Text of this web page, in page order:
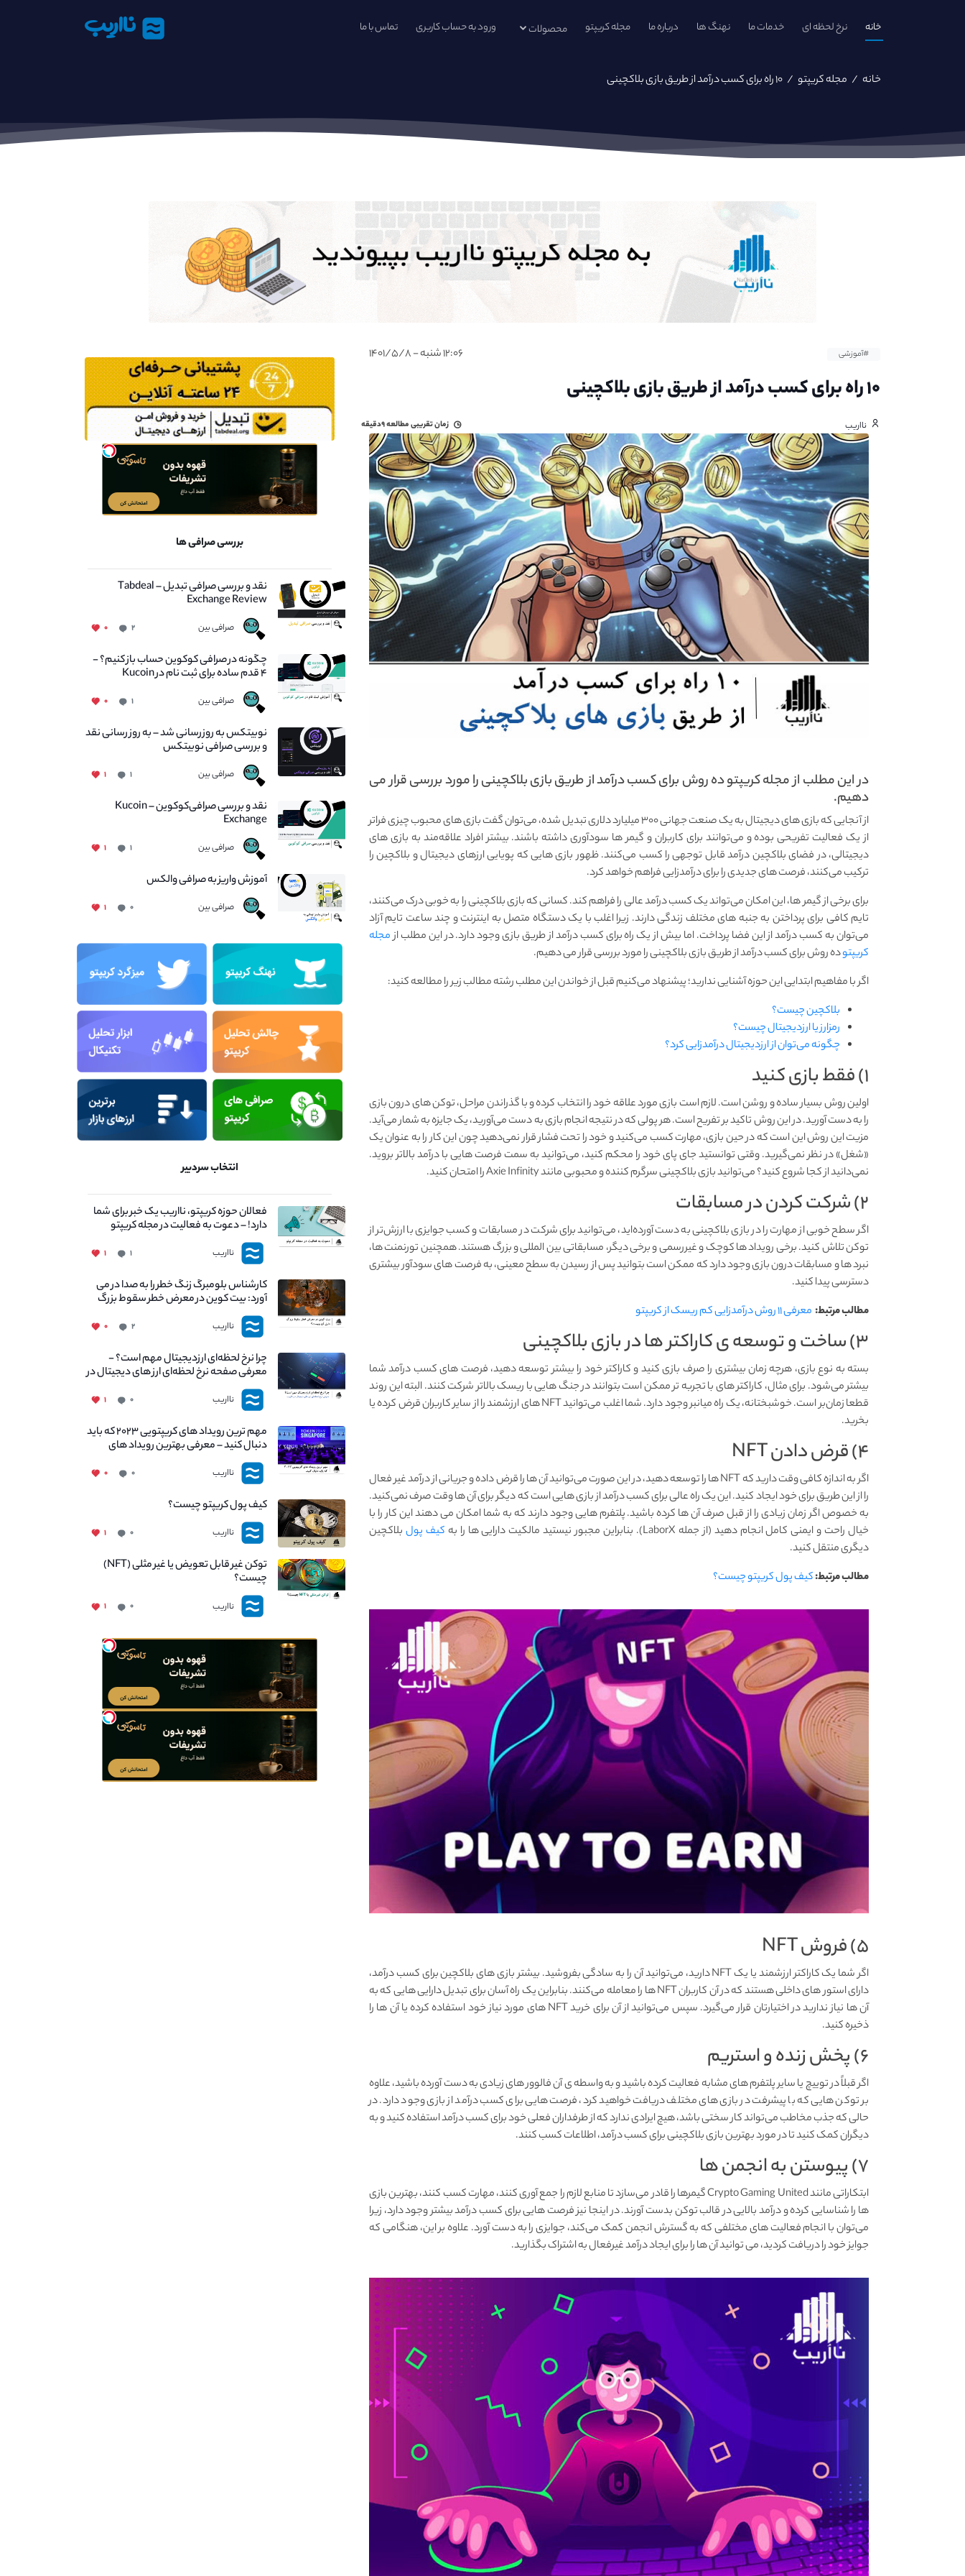
خانه نرخ لحظه ای خدمات ما نهنگ ها درباره ما مجله کریپتو محصولات ورود به حساب کاربری تماس با ما نااریب
خانه / مجله کریپتو / ۱۰ راه برای کسب درآمد از طریق بازی بلاکچینی
#آموزشی ۱۲:۰۶ شنبه - ۱۴۰۱/۵/۸
۱۰ راه برای کسب درآمد از طریق بازی بلاکچینی
نااریب زمان تقریبی مطالعه۹دقیقه
در این مطلب از مجله کریپتو ده روش برای کسب درآمد از طریق بازی‌ بلاکچینی را مورد بررسی قرار می
دهیم.
از آنجایی که بازی های دیجیتال به یک صنعت جهانی ۳۰۰ میلیارد دلاری تبدیل شده، می‌توان گفت بازی های محبوب چیزی فراتر
از یک فعالیت تفریحی بوده و می‌توانند برای کاربران و گیمر ها سودآوری داشته باشند. بیشتر افراد علاقه‌مند به بازی های
دیجیتالی، در فضای بلاکچین درآمد قابل توجهی را کسب می‌کنند. ظهور بازی هایی که پویایی ارزهای دیجیتال و بلاکچین را
ترکیب می‌کنند، فرصت های جدیدی را برای درآمدزایی فراهم خواهد کرد.
برای برخی از گیمر ها، این امکان می‌تواند یک کسب درآمد عالی را فراهم کند. کسانی که بازی بلاکچینی را به خوبی درک می‌کنند،
تایم کافی برای پرداختن به جنبه های مختلف زندگی دارند. زیرا اغلب با یک دستگاه متصل به اینترنت و چند ساعت تایم آزاد
می‌توان به کسب درآمد از این فضا پرداخت. اما بیش از یک راه برای کسب درآمد از طریق بازی وجود دارد. در این مطلب ازمجله
کریپتوده روش برای کسب درآمد از طریق بازی‌ بلاکچینی را مورد بررسی قرار می دهیم.
اگر با مفاهیم ابتدایی این حوزه آشنایی ندارید؛ پیشنهاد می‌کنیم قبل از خواندن این مطلب رشته مطالب زیر را مطالعه کنید:
بلاکچین چیست؟
رمزارز یا ارزدیجیتال چیست؟
چگونه می‌توان از ارزدیجیتال درآمدزایی کرد؟
۱) فقط بازی کنید
اولین روش بسیار ساده و روشن است. لازم است بازی مورد علاقه خود را انتخاب کرده و با گذراندن مراحل، توکن های درون بازی
را به دست آورید. در این روش تاکید بر تفریح است. هر پولی که در نتیجه انجام بازی به دست می‌آورید، یک جایزه به شمار می‌آید.
مزیت این روش این است که در حین بازی، مهارت کسب می‌کنید و خود را تحت فشار قرار نمی‌دهید چون این کار را به عنوان یک
«شغل» در نظر نمی‌گیرید. وقتی توانستید جای پای خود را محکم کنید، می‌توانید به سمت فرصت هایی با درآمد بالاتر بروید.
نمی‌دانید از کجا شروع کنید؟ می‌توانید بازی بلاکچینی سرگرم کننده و محبوبی مانند Axie Infinity را امتحان کنید.
۲) شرکت کردن در مسابقات
اگر سطح خوبی از مهارت را در بازی بلاکچینی به دست آورده‌‌اید، می‌‌توانید برای شرکت در مسابقات و کسب جوایزی با ارزش‌تر از
توکن‌ تلاش کنید. برخی رویداد ها کوچک و غیررسمی و برخی دیگر، مسابقاتی بین المللی و بزرگ هستند. همچنین تورنمنت‌ ها،
نبرد ها و مسابقات درون ‌بازی وجود دارد که ممکن است بتوانید پس از رسیدن به سطح معینی، به فرصت‌ های سودآور بیشتری
دسترسی پیدا کنید.
مطالب مرتبط: معرفی ۱۱ روش درآمدزایی کم ریسک از کریپتو
۳) ساخت و توسعه ی کاراکتر ها در بازی بلاکچینی
بسته به نوع بازی، هرچه زمان بیشتری را صرف بازی کنید و کاراکتر خود را بیشتر توسعه دهید، فرصت های کسب درآمد شما
بیشتر می‌شود. برای مثال، کاراکتر ‌های با تجربه ‌تر ممکن است بتوانند در جنگ ‌هایی با ریسک بالاتر شرکت کنند. البته این روند
قطعا زمان‌بر است. خوشبختانه، یک راه میانبر وجود دارد. شما اغلب می‌توانید NFT های ارزشمند را از سایر کاربران قرض کرده یا
بخرید.
۴) قرض دادن NFT
اگر به اندازه کافی وقت دارید که NFT ها را توسعه دهید، در این صورت می‌توانید آن ها را قرض داده و جریانی از درآمد غیر فعال
را از این طریق برای خود ایجاد کنید. این یک راه عالی برای کسب درآمد از بازی ‌هایی است که دیگر برای آن ها وقت صرف نمی‌کنید.
به ‌خصوص اگر زمان زیادی را از قبل صرف آن ها کرده باشید. پلتفرم هایی وجود دارند که به شما امکان می دهند این کار را با
خیال راحت و ایمنی کامل انجام دهید (از جمله LaborX). بنابراین مجبور نیستید مالکیت دارایی ها را به
کیف پول بلاکچین
دیگری منتقل کنید.
مطالب مرتبط:کیف پول کریپتو چیست؟
۵) فروش NFT
اگر شما یک کاراکتر ارزشمند یا یک NFT دارید، می‌توانید آن را به سادگی بفروشید. بیشتر بازی ‌های بلاکچین برای کسب درآمد،
دارای استور های داخلی هستند که در آن کاربران NFT ‌ها را معامله می‌کنند. بنابراین یک راه آسان برای تبدیل دارایی ‌هایی که به
آن ها نیاز ندارید در اختیارتان قرار می‌گیرد. سپس می‌توانید از آن برای خرید NFT ‌های مورد نیاز خود استفاده کرده یا آن‌ ها را
ذخیره کنید.
۶) پخش زنده و استریم
اگر قبلاً در توییچ یا سایر پلتفرم ‌های مشابه فعالیت کرده باشید و به واسطه ی آن فالوور های زیادی به دست آورده باشید، علاوه
بر توکن ‌هایی که با پیشرفت در بازی ‌های مختلف دریافت خواهید کرد، فرصت ‌هایی برای کسب درآمد از بازی وجود دارد. در
حالی که جذب مخاطب می‌تواند کار سختی باشد، هیچ ایرادی ندارد که از طرفداران فعلی خود برای کسب درآمد استفاده کنید و به
دیگران کمک کنید تا در مورد بهترین بازی بلاکچینی برای کسب درآمد، اطلاعات کسب کنند.
۷) پیوستن به انجمن ها
ابتکاراتی مانند Crypto Gaming United گیمرها را قادر می‌سازد تا منابع لازم را جمع آوری کنند، مهارت کسب کنند، بهترین بازی‌
ها را شناسایی کرده و درآمد بالایی در قالب توکن‌ بدست آورند. در اینجا نیز فرصت‌ هایی برای کسب درآمد بیشتر وجود دارد، زیرا
می‌توان با انجام فعالیت ‌های مختلفی که به گسترش انجمن کمک می‌کند، جوایزی را به دست ‌آورد. علاوه بر این، هنگامی که
جوایز خود را دریافت کردید، می ‌توانید آن ها را برای ایجاد درآمد غیرفعال به اشتراک بگذارید.
بررسی صرافی ها
نقد و بررسی صرافی تبدیل – Tabdeal
Exchange Review
صرافی بین ۲ ۰
چگونه در صرافی کوکوین حساب باز کنیم؟ -
۴ قدم ساده برای ثبت نام در Kucoin
صرافی بین ۱ ۰
نوبیتکس به روزرسانی شد – به روز رسانی نقد
و بررسی صرافی نوبیتکس
صرافی بین ۱ ۱
نقد و بررسی صرافی‌کوکوین – Kucoin
Exchange
صرافی بین ۱ ۱
آموزش واریز به صرافی والکس
صرافی بین ۰ ۱
انتخاب سردبیر
فعالان حوزه کریپتو، نااریب یک خبر برای شما
دارد! – دعوت به فعالیت در مجله کریپتو
نااریب ۱ ۱
کارشناس بلومبرگ زنگ خطر را به صدا در می
آورد: بیت کوین در معرض خطر سقوط بزرگ
است - دلیل آن چیست؟
نااریب ۲ ۰
چرا نرخ لحظه‌ای ارزدیجیتال مهم است؟ -
معرفی صفحه نرخ لحظه‌ای ارز های دیجیتال در
نااریب
نااریب ۰ ۱
مهم ترین رویداد های کریپتویی ۲۰۲۳ که باید
دنبال کنید – معرفی بهترین رویداد های
جهانی
نااریب ۰ ۰
کیف پول کریپتو چیست؟
نااریب ۰ ۱
توکن غیر قابل تعویض یا غیر مثلی (NFT)
چیست؟
نااریب ۰ ۱